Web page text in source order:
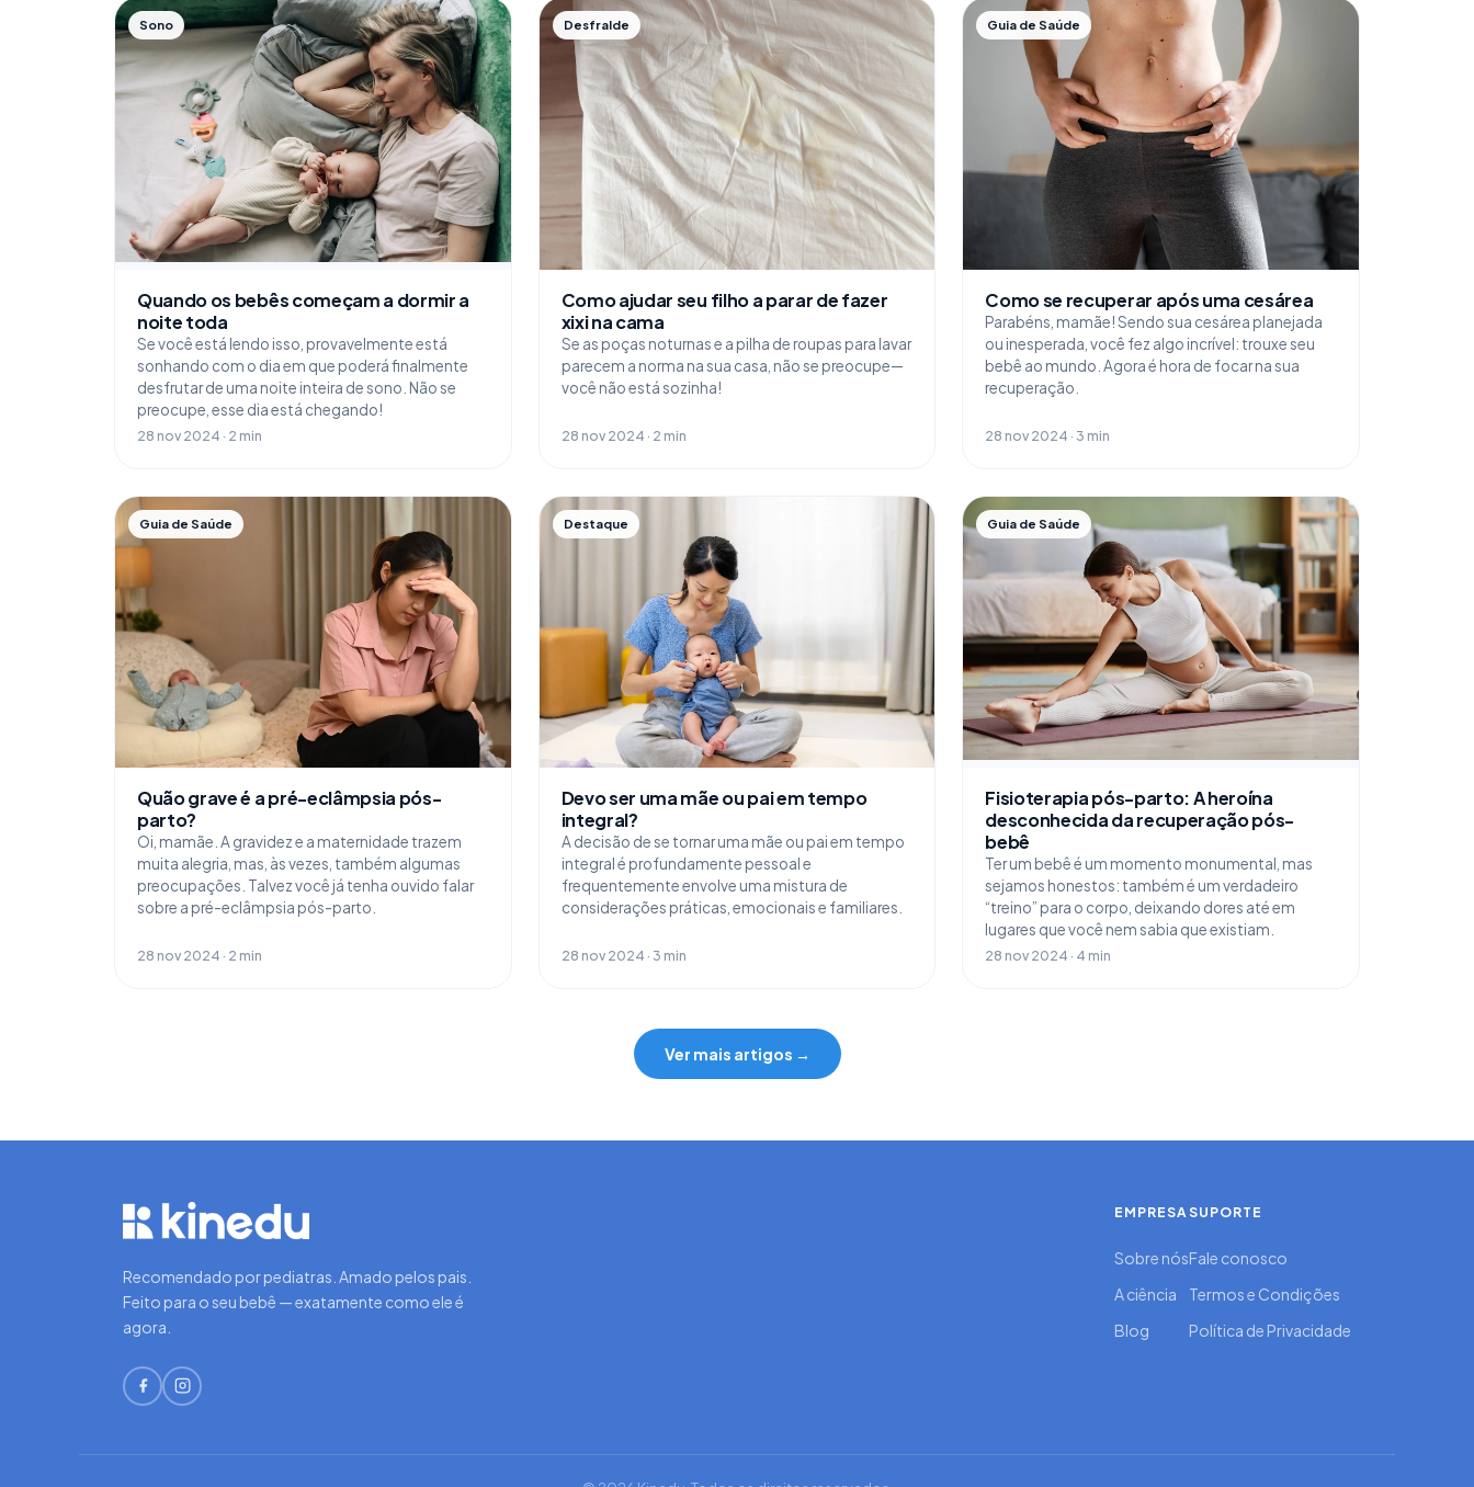
Sono
Quando os bebês começam a dormir a
noite toda
Se você está lendo isso, provavelmente está
sonhando com o dia em que poderá finalmente
desfrutar de uma noite inteira de sono. Não se
preocupe, esse dia está chegando!
28 nov 2024 · 2 min
Desfralde
Como ajudar seu filho a parar de fazer
xixi na cama
Se as poças noturnas e a pilha de roupas para lavar
parecem a norma na sua casa, não se preocupe—
você não está sozinha!
28 nov 2024 · 2 min
Guia de Saúde
Como se recuperar após uma cesárea
Parabéns, mamãe! Sendo sua cesárea planejada
ou inesperada, você fez algo incrível: trouxe seu
bebê ao mundo. Agora é hora de focar na sua
recuperação.
28 nov 2024 · 3 min
Guia de Saúde
Quão grave é a pré-eclâmpsia pós-
parto?
Oi, mamãe. A gravidez e a maternidade trazem
muita alegria, mas, às vezes, também algumas
preocupações. Talvez você já tenha ouvido falar
sobre a pré-eclâmpsia pós-parto.
28 nov 2024 · 2 min
Destaque
Devo ser uma mãe ou pai em tempo
integral?
A decisão de se tornar uma mãe ou pai em tempo
integral é profundamente pessoal e
frequentemente envolve uma mistura de
considerações práticas, emocionais e familiares.
28 nov 2024 · 3 min
Guia de Saúde
Fisioterapia pós-parto: A heroína
desconhecida da recuperação pós-
bebê
Ter um bebê é um momento monumental, mas
sejamos honestos: também é um verdadeiro
“treino” para o corpo, deixando dores até em
lugares que você nem sabia que existiam.
28 nov 2024 · 4 min
Ver mais artigos →
Recomendado por pediatras. Amado pelos pais.
Feito para o seu bebê — exatamente como ele é
agora.
EMPRESA
Sobre nós
A ciência
Blog
SUPORTE
Fale conosco
Termos e Condições
Política de Privacidade